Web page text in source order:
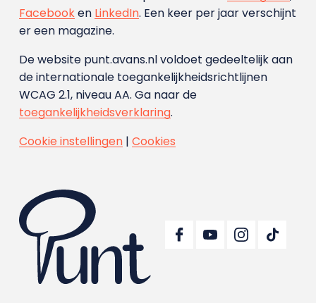
Facebooken LinkedIn. Een keer per jaar verschijnt
er een magazine.
De website punt.avans.nl voldoet gedeeltelijk aan
de internationale toegankelijkheidsrichtlijnen
WCAG 2.1, niveau AA. Ga naar de
toegankelijkheidsverklaring.
Cookie instellingen| Cookies